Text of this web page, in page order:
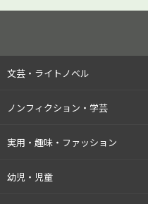
文芸・ライトノベル
ノンフィクション・学芸
実用・趣味・ファッション
幼児・児童